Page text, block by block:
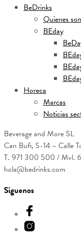
BeDrinks
Quienes
BEday
Horeca
Marcas
Noticias
Beverage and More SL
Can Bufi, S-14 – Calle
T. 971 300 500 / Mvl.
hola@bedrinks.com
Síguenos